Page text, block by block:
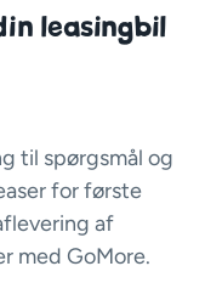
leasingbil
til spørgsmål og
for første
af
med GoMore.